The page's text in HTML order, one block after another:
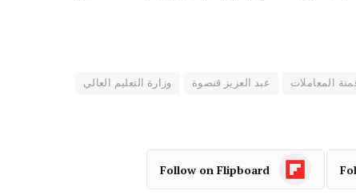
المعاملات عبد العزيز قنصوة وزارة التعليم العالي
Follow on Flipboard